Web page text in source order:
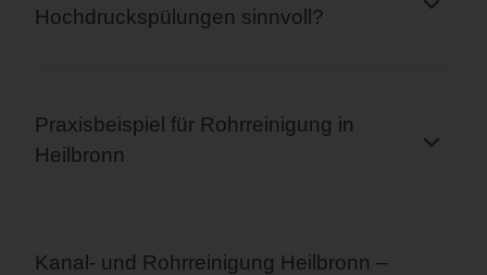
Hochdruckspülungen sinnvoll?
Praxisbeispiel für Rohrreinigung in
Heilbronn
Kanal- und Rohrreinigung Heilbronn –